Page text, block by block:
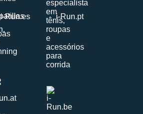
i-Run.es i-Run.pt